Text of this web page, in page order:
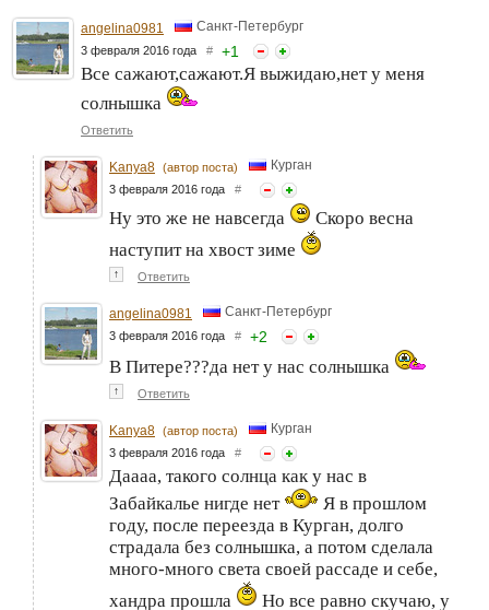
angelina0981 Санкт-Петербург
3 февраля 2016 года # +1
Все сажают,сажают.Я выжидаю,нет у меня
солнышка
Ответить
Kanya8 (автор поста) Курган
3 февраля 2016 года #
Ну это же не навсегда
Скоро весна
наступит на хвост зиме
↑ Ответить
angelina0981 Санкт-Петербург
3 февраля 2016 года # +2
В Питере???да нет у нас солнышка
↑ Ответить
Kanya8 (автор поста) Курган
3 февраля 2016 года #
Даааа, такого солнца как у нас в
Забайкалье нигде нет
Я в прошлом
году, после переезда в Курган, долго
страдала без солнышка, а потом сделала
много-много света своей рассаде и себе,
хандра прошла
Но все равно скучаю, у